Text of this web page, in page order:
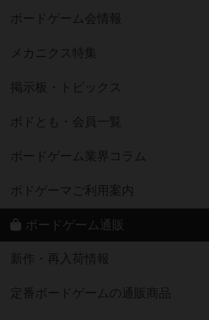
ボードゲーム会情報
メカニクス特集
掲示板・トピックス
ボドとも・会員一覧
ボードゲーム業界コラム
ボドゲーマご利用案内
ボードゲーム通販
新作・再入荷情報
定番ボードゲームの通販商品